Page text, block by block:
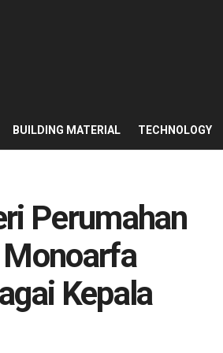
BUILDING MATERIAL TECHNOLOGY
Perumahan
Monoarfa
Kepala